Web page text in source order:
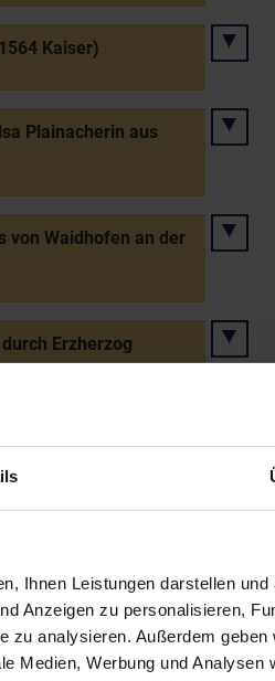
Ihnen Leistungen darstellen und
Anzeigen zu personalisieren,
zu analysieren. Außerdem
Medien, Werbung und Analysen
Kaiser)
Plainacherin aus
von Waidhofen an der
Erzherzog
durch Erzherzog